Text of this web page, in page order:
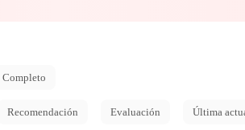
Completo
Recomendación Evaluación Última